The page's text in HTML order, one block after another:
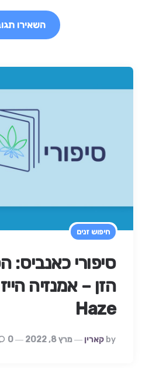
השאירו
חיפוש זנים
סיפורי כאנביס:
Haze
Posted
By
By קארין מרץ 8, 2022 0